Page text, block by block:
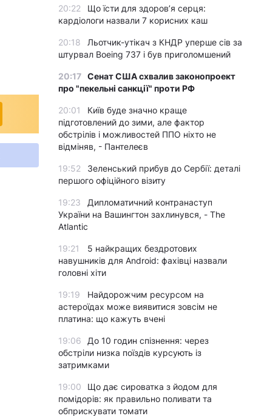
20:22
Що їсти для здоров’я серця:
кардіологи назвали 7 корисних каш
20:18
Льотчик-утікач з КНДР уперше сів за
штурвал Boeing 737 і був приголомшений
20:17 Сенат США схвалив законопроект
про "пекельні санкції" проти РФ
20:01
Київ буде значно краще
підготовлений до зими, але фактор
обстрілів і можливостей ППО ніхто не
відміняв, - Пантелеєв
19:52
Зеленський прибув до Сербії: деталі
першого офіційного візиту
19:23
Дипломатичний контранаступ
України на Вашингтон захлинувся, - The
Atlantic
19:21
5 найкращих бездротових
навушників для Android: фахівці назвали
головні хіти
19:19
Найдорожчим ресурсом на
астероїдах може виявитися зовсім не
платина: що кажуть вчені
19:06
До 10 годин спізнення: через
обстріли низка поїздів курсують із
затримками
19:00
Що дає сироватка з йодом для
помідорів: як правильно поливати та
обприскувати томати